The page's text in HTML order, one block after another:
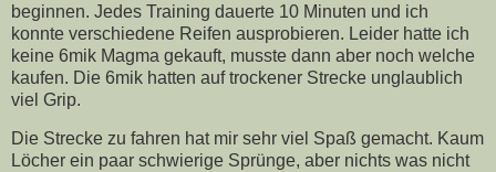
beginnen. Jedes Training dauerte 10 Minuten und ich
konnte verschiedene Reifen ausprobieren. Leider hatte ich
keine 6mik Magma gekauft, musste dann aber noch welche
kaufen. Die 6mik hatten auf trockener Strecke unglaublich
viel Grip.
Die Strecke zu fahren hat mir sehr viel Spaß gemacht. Kaum
Löcher ein paar schwierige Sprünge, aber nichts was nicht